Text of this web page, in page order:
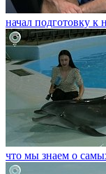
начал подготовку к
что мы знаем о